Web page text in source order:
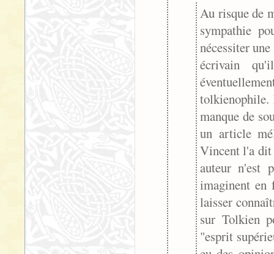
Au risque de
sympathie
nécessiter
écrivain
tolkienophile.
manque de
un article
Vincent l'a dit
auteur n'est
imaginent en
laisser
sur Tolkien
"esprit